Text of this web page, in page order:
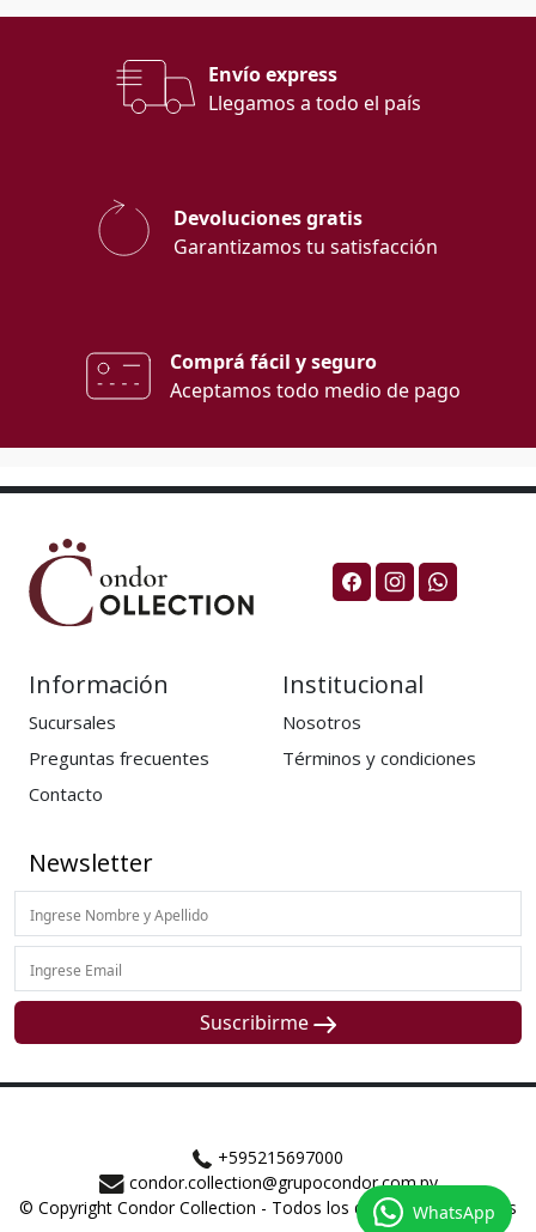
Envío express
Llegamos a todo el país
Devoluciones gratis
Garantizamos tu satisfacción
Comprá fácil y seguro
Aceptamos todo medio de pago
Información
Sucursales
Preguntas frecuentes
Contacto
Institucional
Nosotros
Términos y condiciones
Newsletter
Suscribirme
+595215697000
condor.collection@grupocondor.com.py
© Copyright Condor Collection - Todos los derechos reservados
WhatsApp